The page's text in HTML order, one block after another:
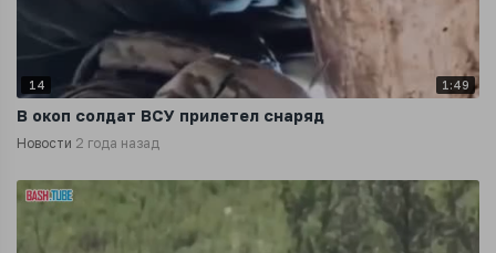
14 1:49
В окоп солдат ВСУ прилетел снаряд
Новости 2 года назад